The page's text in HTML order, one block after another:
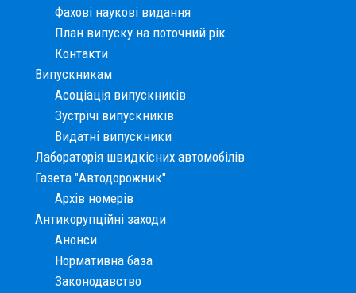
Фахові наукові видання
План випуску на поточний рік
Контакти
Випускникам
Асоціація випускників
Зустрічі випускників
Видатні випускники
Лабораторія швидкісних автомобілів
Газета "Автодорожник"
Архів номерів
Антикорупційні заходи
Анонси
Нормативна база
Законодавство